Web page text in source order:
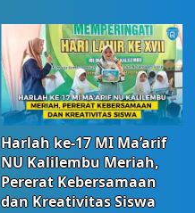
Harlah ke-17 MI Ma’arif
NU Kalilembu Meriah,
Pererat Kebersamaan
dan Kreativitas Siswa